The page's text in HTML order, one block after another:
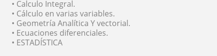
• Calculo Integral.
• Cálculo en varias variables.
• Geometría Analítica Y vectorial.
• Ecuaciones diferenciales.
• ESTADÍSTICA